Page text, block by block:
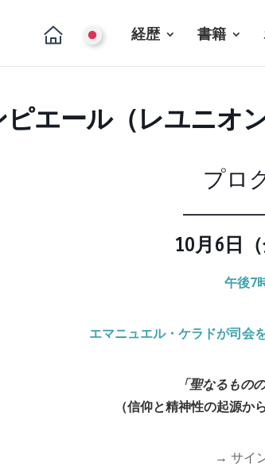
経歴 書籍
ピエール（レユニオ
プロ
10月6日（
午後7
エマニュエル・ ケラドが司会
「聖なるもの
（信仰と精神性の起源か
→ サイ